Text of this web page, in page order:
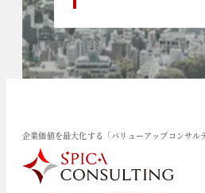
企業価値を最大化する「バリューアップコンサル